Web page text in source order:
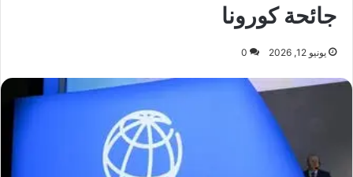
جائحة كورونا
يونيو 12, 2026 0